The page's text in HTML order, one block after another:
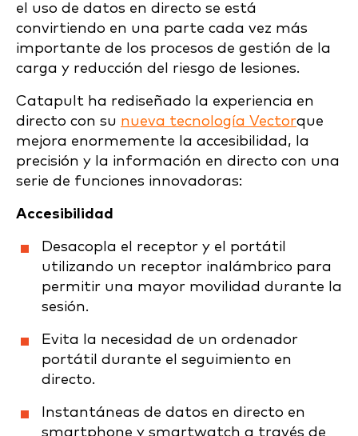
el uso de datos en directo se está
convirtiendo en una parte cada vez más
importante de los procesos de gestión de la
carga y reducción del riesgo de lesiones.
Catapult ha rediseñado la experiencia en
directo con su nueva tecnología Vectorque
mejora enormemente la accesibilidad, la
precisión y la información en directo con una
serie de funciones innovadoras:
Accesibilidad
Desacopla el receptor y el portátil
utilizando un receptor inalámbrico para
permitir una mayor movilidad durante la
sesión.
Evita la necesidad de un ordenador
portátil durante el seguimiento en
directo.
Instantáneas de datos en directo en
smartphone y smartwatch a través de